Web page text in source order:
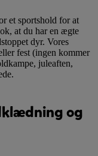
et sportshold for at
at du har en ægte
dyr. Vores
fest (ingen kommer
juleaften,
og